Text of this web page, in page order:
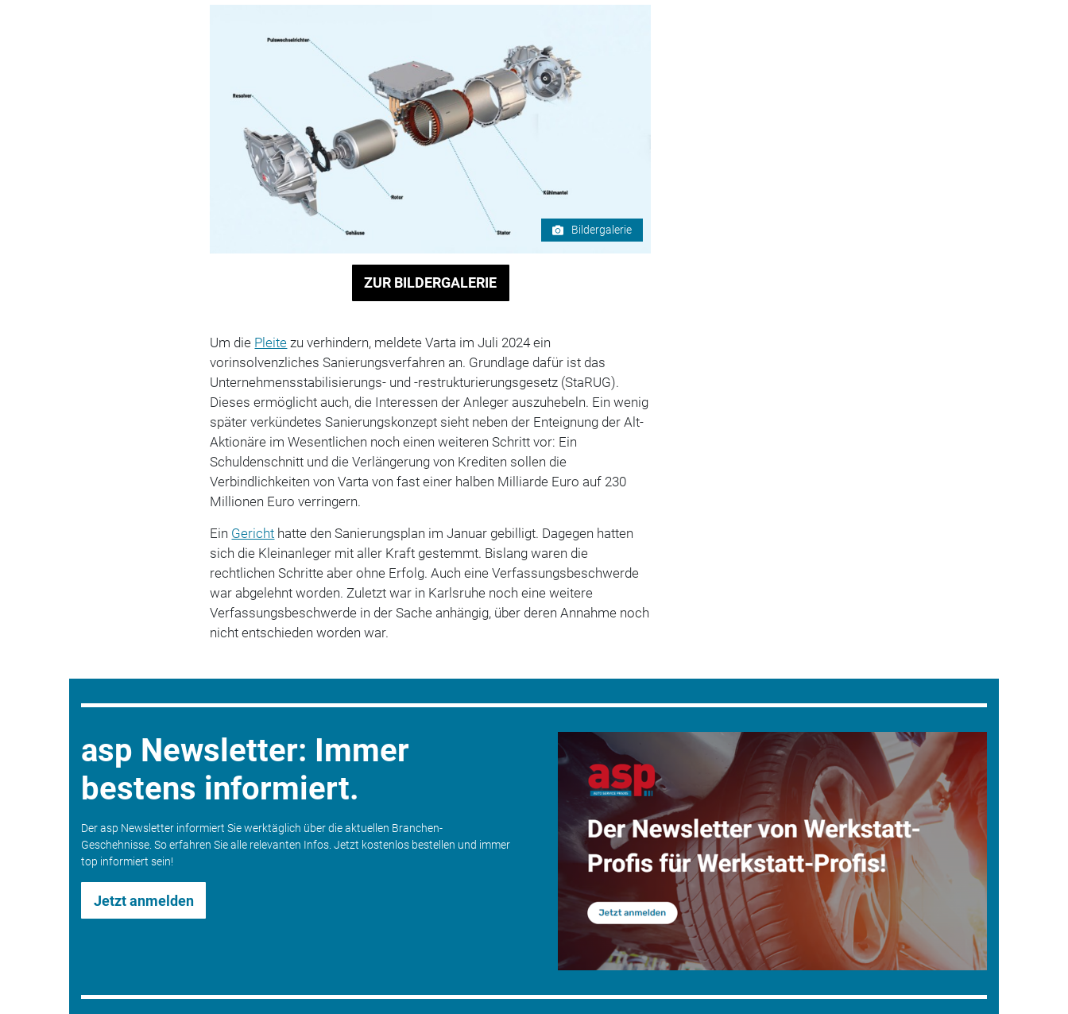
Bildergalerie
ZUR BILDERGALERIE
Um die Pleite zu verhindern, meldete Varta im Juli 2024 ein
vorinsolvenzliches Sanierungsverfahren an. Grundlage dafür ist das
Unternehmensstabilisierungs- und -restrukturierungsgesetz (StaRUG).
Dieses ermöglicht auch, die Interessen der Anleger auszuhebeln. Ein wenig
später verkündetes Sanierungskonzept sieht neben der Enteignung der Alt-
Aktionäre im Wesentlichen noch einen weiteren Schritt vor: Ein
Schuldenschnitt und die Verlängerung von Krediten sollen die
Verbindlichkeiten von Varta von fast einer halben Milliarde Euro auf 230
Millionen Euro verringern.
Ein Gericht hatte den Sanierungsplan im Januar gebilligt. Dagegen hatten
sich die Kleinanleger mit aller Kraft gestemmt. Bislang waren die
rechtlichen Schritte aber ohne Erfolg. Auch eine Verfassungsbeschwerde
war abgelehnt worden. Zuletzt war in Karlsruhe noch eine weitere
Verfassungsbeschwerde in der Sache anhängig, über deren Annahme noch
nicht entschieden worden war.
asp Newsletter: Immer
bestens informiert.
Der asp Newsletter informiert Sie werktäglich über die aktuellen Branchen-
Geschehnisse. So erfahren Sie alle relevanten Infos. Jetzt kostenlos bestellen und immer
top informiert sein!
Jetzt anmelden